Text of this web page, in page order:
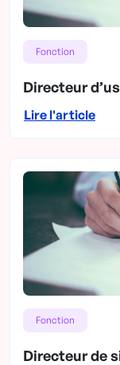
Fonction
Directeur
Lire l'article
Fonction
Directeur de